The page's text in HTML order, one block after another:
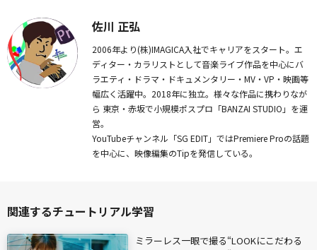
佐川 正弘
2006年より(株)IMAGICA入社でキャリアをスタート。エ
ディター・カラリストとして音楽ライブ作品を中心にバ
ラエティ・ドラマ・ドキュメンタリー・MV・VP・映画等
幅広く活躍中。2018年に独立。様々な作品に携わりなが
ら 東京・赤坂で小規模ポスプロ「BANZAI STUDIO」を運
営。
YouTubeチャンネル「SG EDIT」ではPremiere Proの話題
を中心に、映像編集のTipを発信している。
関連するチュートリアル学習
ミラーレス一眼で撮る“LOOKにこだわる